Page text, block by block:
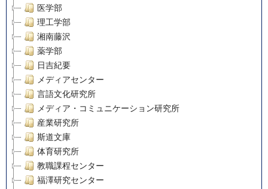
医学部
理工学部
湘南藤沢
薬学部
日吉紀要
メディアセンター
言語文化研究所
メディア・コミュニケーション研究所
産業研究所
斯道文庫
体育研究所
教職課程センター
福澤研究センター